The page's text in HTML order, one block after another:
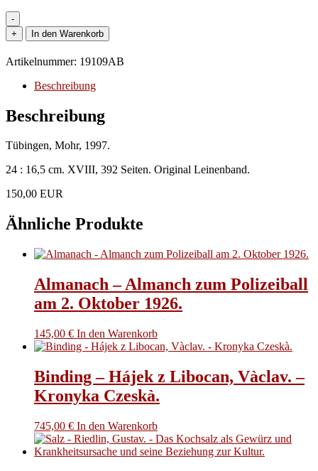
-
Judaica
-
Cunz,
Fahrt
des
Nachman
Brazlaw
Land
(1798-
Geschichte,
Hermeneutik,
Menge
+ In den Warenkorb
Artikelnummer: 19109AB
Beschreibung
Beschreibung
Tübingen, Mohr, 1997.
24 : 16,5 cm. XVIII, 392 Seiten. Original Leinenband.
150,00 EUR
Ähnliche Produkte
Almanach – Almanch zum Polizeiball
am 2. Oktober 1926.
145,00 € In den Warenkorb
Binding – Hájek z Libocan, Vàclav. –
Kronyka Czeskà.
745,00 € In den Warenkorb